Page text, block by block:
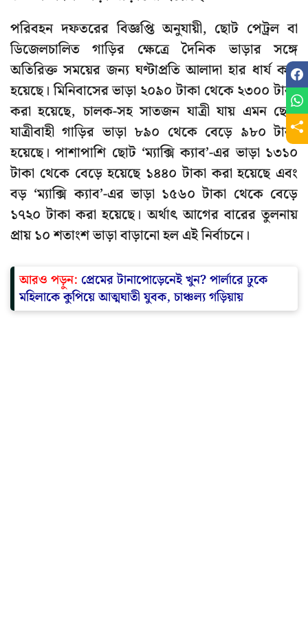
পরিবহন দফতরের বিজ্ঞপ্তি অনুযায়ী, ছোট পেট্রল বা
ডিজেলচালিত গাড়ির ক্ষেত্রে দৈনিক ভাড়ার সঙ্গে
অতিরিক্ত সময়ের জন্য ঘণ্টাপ্রতি আলাদা হার ধার্য করা
হয়েছে। মিনিবাসের ভাড়া ২০৯০ টাকা থেকে ২৩০০ টাকা
করা হয়েছে, চালক-সহ সাতজন যাত্রী যায় এমন ছোট
যাত্রীবাহী গাড়ির ভাড়া ৮৯০ থেকে বেড়ে ৯৮০ টাকা
হয়েছে। পাশাপাশি ছোট ‘ম্যাক্সি ক্যাব’-এর ভাড়া ১৩১০
টাকা থেকে বেড়ে হয়েছে ১৪৪০ টাকা করা হয়েছে এবং
বড় ‘ম্যাক্সি ক্যাব’-এর ভাড়া ১৫৬০ টাকা থেকে বেড়ে
১৭২০ টাকা করা হয়েছে। অর্থাৎ আগের বারের তুলনায়
প্রায় ১০ শতাংশ ভাড়া বাড়ানো হল এই নির্বাচনে।
আরও পড়ুন: প্রেমের টানাপোড়েনেই খুন? পার্লারে ঢুকে
মহিলাকে কুপিয়ে আত্মঘাতী যুবক, চাঞ্চল্য গড়িয়ায়